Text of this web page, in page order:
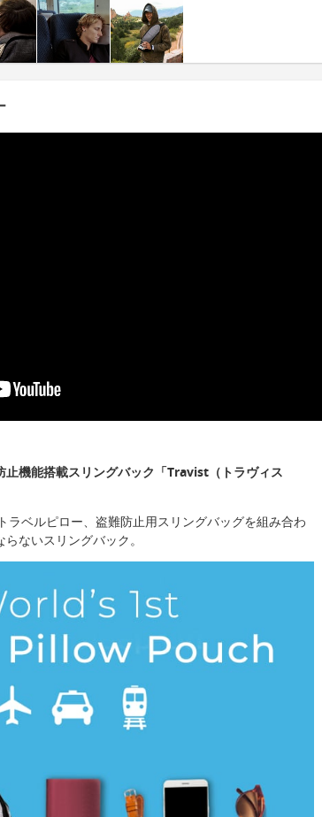
止機能搭載スリングバック「Travist（トラヴィス
ラベルピロー、盗難防止用スリングバッグを組み合わ
ないスリングバック。